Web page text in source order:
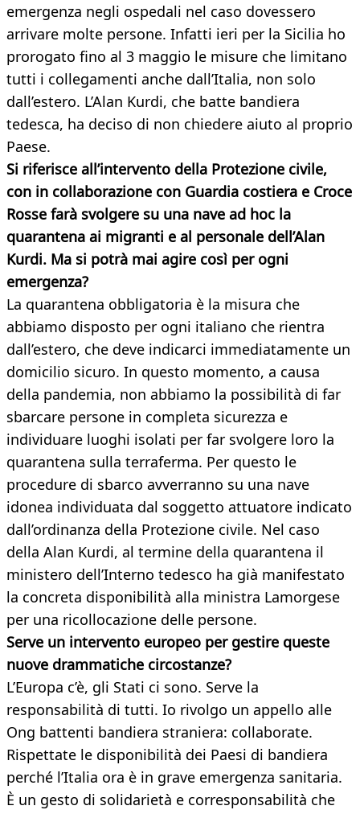
emergenza negli ospedali nel caso dovessero
arrivare molte persone. Infatti ieri per la Sicilia ho
prorogato fino al 3 maggio le misure che limitano
tutti i collegamenti anche dall’Italia, non solo
dall’estero. L’Alan Kurdi, che batte bandiera
tedesca, ha deciso di non chiedere aiuto al proprio
Paese.
Si riferisce all’intervento della Protezione civile,
con in collaborazione con Guardia costiera e Croce
Rosse farà svolgere su una nave ad hoc la
quarantena ai migranti e al personale dell’Alan
Kurdi. Ma si potrà mai agire così per ogni
emergenza?
La quarantena obbligatoria è la misura che
abbiamo disposto per ogni italiano che rientra
dall’estero, che deve indicarci immediatamente un
domicilio sicuro. In questo momento, a causa
della pandemia, non abbiamo la possibilità di far
sbarcare persone in completa sicurezza e
individuare luoghi isolati per far svolgere loro la
quarantena sulla terraferma. Per questo le
procedure di sbarco avverranno su una nave
idonea individuata dal soggetto attuatore indicato
dall’ordinanza della Protezione civile. Nel caso
della Alan Kurdi, al termine della quarantena il
ministero dell’Interno tedesco ha già manifestato
la concreta disponibilità alla ministra Lamorgese
per una ricollocazione delle persone.
Serve un intervento europeo per gestire queste
nuove drammatiche circostanze?
L’Europa c’è, gli Stati ci sono. Serve la
responsabilità di tutti. Io rivolgo un appello alle
Ong battenti bandiera straniera: collaborate.
Rispettate le disponibilità dei Paesi di bandiera
perché l’Italia ora è in grave emergenza sanitaria.
È un gesto di solidarietà e corresponsabilità che